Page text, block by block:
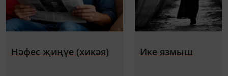
Нәфес җиңүе (хикәя) Ике язмыш